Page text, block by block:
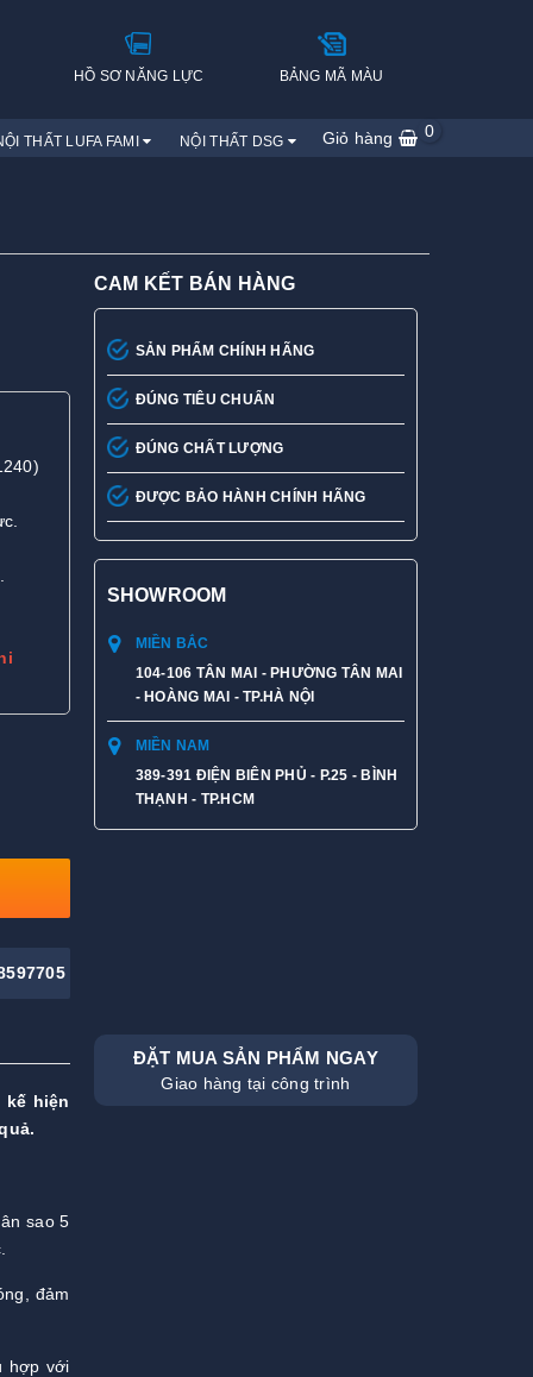
HỒ SƠ NĂNG LỰC BẢNG MÃ MÀU
THẤT LUFA FAMI NỘI THẤT DSG Giỏ hàng 0
.
CAM KẾT BÁN HÀNG
SẢN PHẨM CHÍNH HÃNG
ĐÚNG TIÊU CHUẨN
ĐÚNG CHẤT LƯỢNG
ĐƯỢC BẢO HÀNH CHÍNH HÃNG
SHOWROOM
MIỀN BẮC
104-106 TÂN MAI - PHƯỜNG TÂN MAI
- HOÀNG MAI - TP.HÀ NỘI
MIỀN NAM
389-391 ĐIỆN BIÊN PHỦ - P.25 - BÌNH
THẠNH - TP.HCM
hiện
sao 5
đảm
hợp với
ĐẶT MUA SẢN PHẨM NGAY
Giao hàng tại công trình